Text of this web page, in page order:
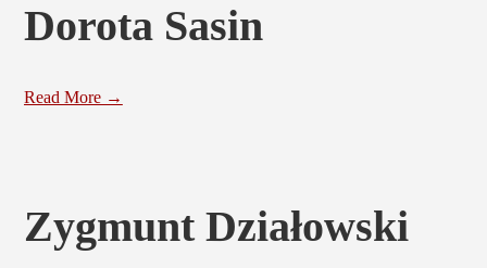
Dorota Sasin
Read More →
Zygmunt Działowski